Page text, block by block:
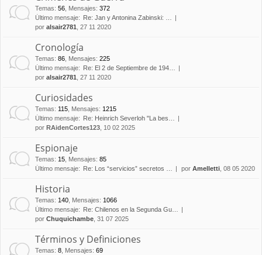
Temas: 56 Mensajes: 372
Último mensaje:
Re: Jan y Antonina Zabinski: …
por alsair2781 , 27 11 2020
Cronología
Temas: 86 Mensajes: 225
Último mensaje:
Re: El 2 de Septiembre de 194…
por alsair2781 , 27 11 2020
Curiosidades
Temas: 115 Mensajes: 1215
Último mensaje:
Re: Heinrich Severloh "La bes…
por RAidenCortes123 , 10 02 2025
Espionaje
Temas: 15 Mensajes: 85
Último mensaje:
Re: Los “servicios” secretos … por Amelletti , 08 05 2020
Historia
Temas: 140 Mensajes: 1066
Último mensaje:
Re: Chilenos en la Segunda Gu…
por Chuquichambe , 31 07 2025
Términos y Definiciones
Temas: 8 Mensajes: 69